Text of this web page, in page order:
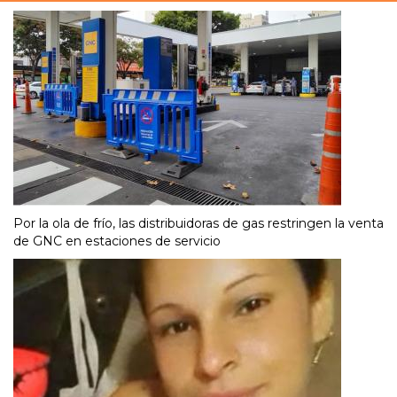
Por la ola de frío, las distribuidoras de gas restringen la venta
de GNC en estaciones de servicio